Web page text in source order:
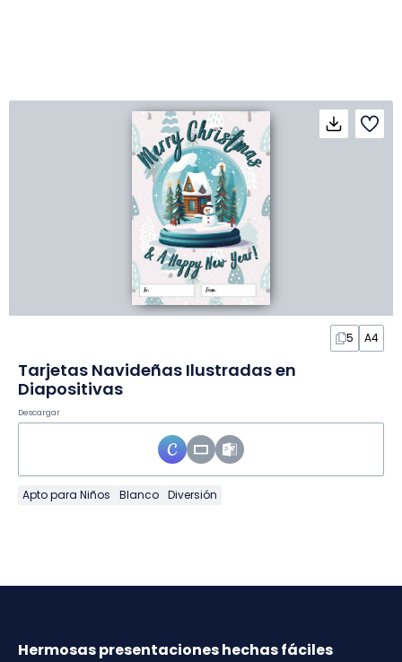
5 A4
Tarjetas Navideñas Ilustradas en
Diapositivas
Descargar
Apto para Niños Blanco Diversión
Hermosas presentaciones hechas fáciles